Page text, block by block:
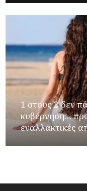
1 στους 2 δεν
κυβέρνηση…
εναλλακτικές